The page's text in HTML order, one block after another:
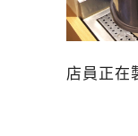
店員正在